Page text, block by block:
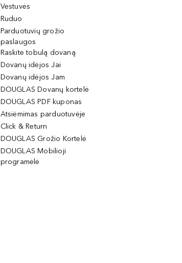
Vestuvės
Ruduo
Parduotuvių grožio
paslaugos
Raskite tobulą dovaną
Dovanų idėjos Jai
Dovanų idėjos Jam
DOUGLAS Dovanų kortelė
DOUGLAS PDF kuponas
Atsiėmimas parduotuvėje
Click & Return
DOUGLAS Grožio Kortelė
DOUGLAS Mobilioji
programėlė